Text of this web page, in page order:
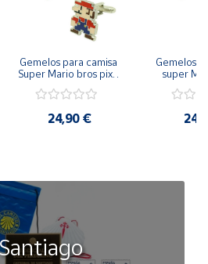
Gemelos para camisa
Super Mario bros pixel
24,90 €
Gemelos
super